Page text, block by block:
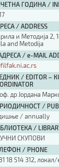
ГОДИНА /
/ ADDRESS
и Методија 2,
and Metodija
/ e-MAIL
/ EDITOR –
др Јордана
/
/ annually
/
СКУПОВИ
/ PHONE
18 514 312, локал/